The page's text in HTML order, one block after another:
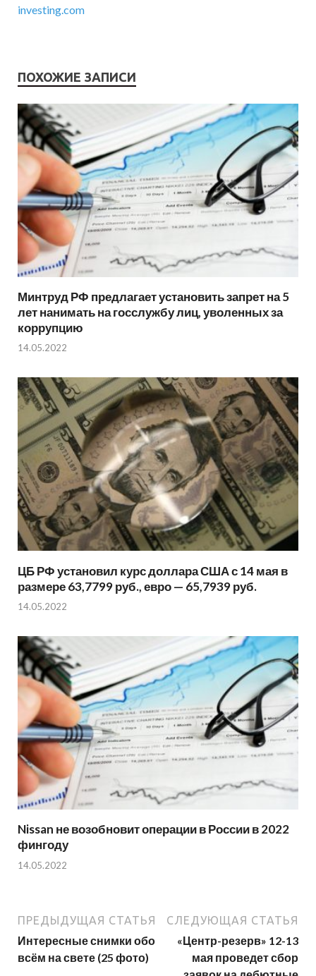
investing.com
ПОХОЖИЕ ЗАПИСИ
Минтруд РФ предлагает установить запрет на 5
лет нанимать на госслужбу лиц, уволенных за
коррупцию
14.05.2022
ЦБ РФ установил курс доллара США с 14 мая в
размере 63,7799 руб., евро — 65,7939 руб.
14.05.2022
Nissan не возобновит операции в России в 2022
фингоду
14.05.2022
ПРЕДЫДУЩАЯ СТАТЬЯ
Интересные снимки обо
всём на свете (25 фото)
СЛЕДУЮЩАЯ СТАТЬЯ
«Центр-резерв» 12-13
мая проведет сбор